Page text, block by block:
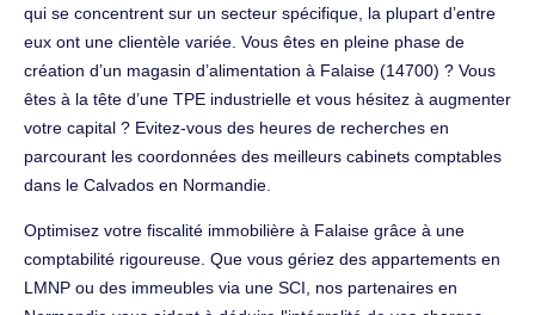
qui se concentrent sur un secteur spécifique, la plupart d’entre
eux ont une clientèle variée. Vous êtes en pleine phase de
création d’un magasin d’alimentation à Falaise (14700) ? Vous
êtes à la tête d’une TPE industrielle et vous hésitez à augmenter
votre capital ? Evitez-vous des heures de recherches en
parcourant les coordonnées des meilleurs cabinets comptables
dans le Calvados en Normandie.
Optimisez votre fiscalité immobilière à Falaise grâce à une
comptabilité rigoureuse. Que vous gériez des appartements en
LMNP ou des immeubles via une SCI, nos partenaires en